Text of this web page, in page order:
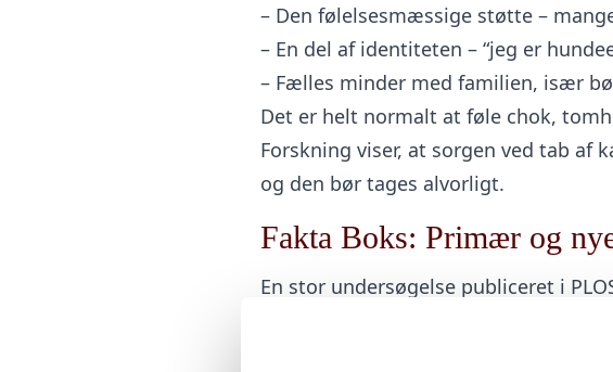
– Den følelsesmæssige støtte –
– En del af identiteten – “jeg er
– Fælles minder med familien, især
Det er helt normalt at føle chok,
Forskning viser, at sorgen ved tab af
og den bør tages alvorligt.
Fakta Boks: Primær og
En stor undersøgelse publiceret i